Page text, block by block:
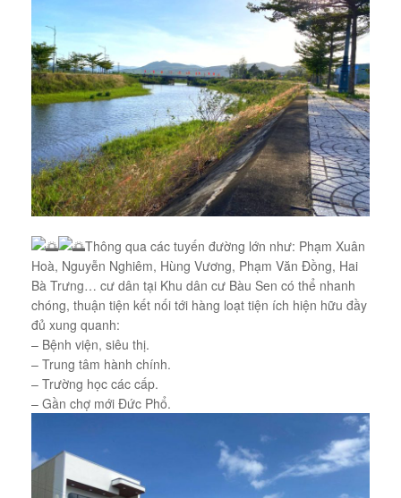
Thông qua các tuyến đường lớn như: Phạm Xuân
Hoà, Nguyễn Nghiêm, Hùng Vương, Phạm Văn Đồng, Hai
Bà Trưng… cư dân tại Khu dân cư Bàu Sen có thể nhanh
chóng, thuận tiện kết nối tới hàng loạt tiện ích hiện hữu đầy
đủ xung quanh:
– Bệnh viện, siêu thị.
– Trung tâm hành chính.
– Trường học các cấp.
– Gần chợ mới Đức Phổ.